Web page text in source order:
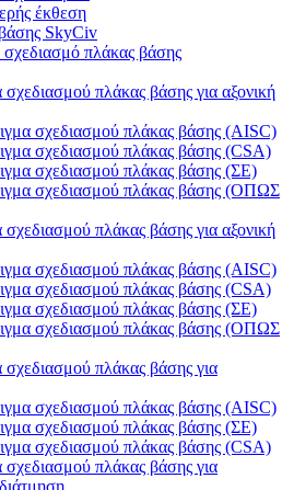
έκθεση
SkyCiv
πλάκας βάσης
πλάκας βάσης για αξονική
σχεδιασμού πλάκας βάσης (AISC)
σχεδιασμού πλάκας βάσης (CSA)
σχεδιασμού πλάκας βάσης (ΣΕ)
σχεδιασμού πλάκας βάσης (ΟΠΩΣ
πλάκας βάσης για αξονική
σχεδιασμού πλάκας βάσης (AISC)
σχεδιασμού πλάκας βάσης (CSA)
σχεδιασμού πλάκας βάσης (ΣΕ)
σχεδιασμού πλάκας βάσης (ΟΠΩΣ
πλάκας βάσης για
σχεδιασμού πλάκας βάσης (AISC)
σχεδιασμού πλάκας βάσης (ΣΕ)
σχεδιασμού πλάκας βάσης (CSA)
πλάκας βάσης για